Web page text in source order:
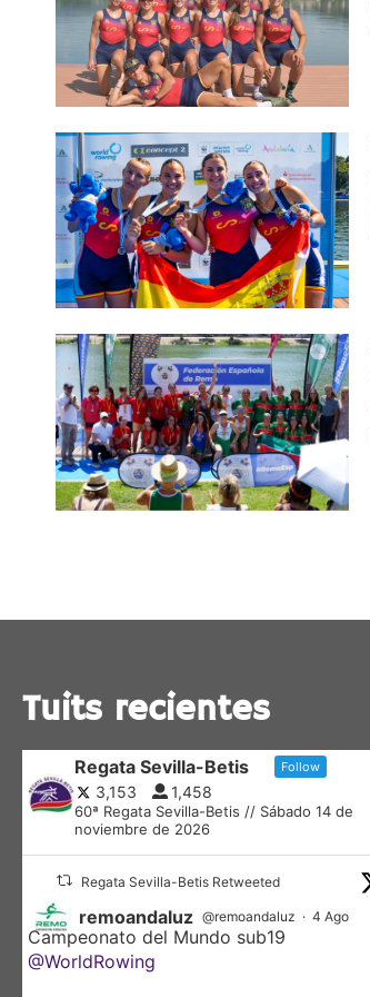
Tuits recientes
Regata Sevilla-Betis Follow
3,153 1,458
60ª Regata Sevilla-Betis // Sábado 14 de
noviembre de 2026
Regata Sevilla-Betis Retweeted
remoandaluz @remoandaluz · 4 Ago
Campeonato del Mundo sub19
@WorldRowing